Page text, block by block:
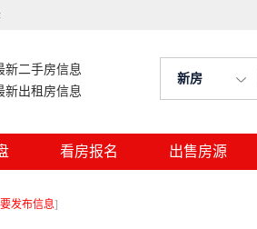
新二手房信息
新出租房信息
新房
看房报名 出售房源
发布信息]